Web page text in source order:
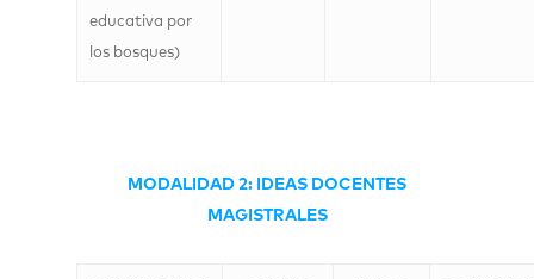
educativa por
los bosques)
MODALIDAD 2: IDEAS DOCENTES
MAGISTRALES